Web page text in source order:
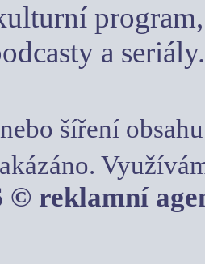
a seriály.
šíření
© reklamní